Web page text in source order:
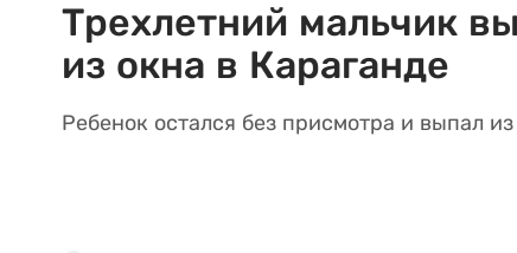
Трехлетний мальчик
из окна в Караганде
Ребенок остался без присмотра и выпал